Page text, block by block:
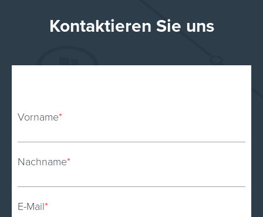
Kontaktieren Sie uns
Vorname*
Nachname*
E-Mail*